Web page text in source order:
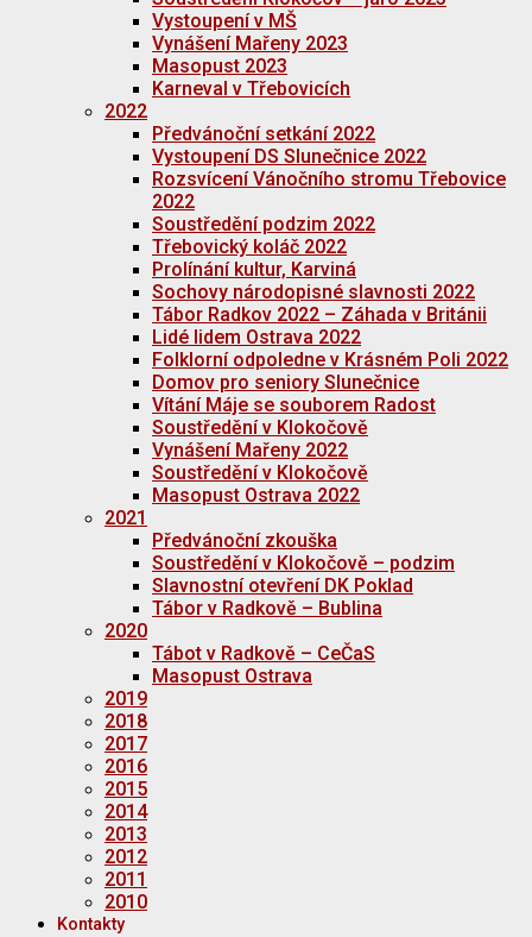
Vystoupení v MŠ
Vynášení Mařeny 2023
Masopust 2023
Karneval v Třebovicích
2022
Předvánoční setkání 2022
Vystoupení DS Slunečnice 2022
Rozsvícení Vánočního stromu Třebovice
2022
Soustředění podzim 2022
Třebovický koláč 2022
Prolínání kultur, Karviná
Sochovy národopisné slavnosti 2022
Tábor Radkov 2022 – Záhada v Británii
Lidé lidem Ostrava 2022
Folklorní odpoledne v Krásném Poli 2022
Domov pro seniory Slunečnice
Vítání Máje se souborem Radost
Soustředění v Klokočově
Vynášení Mařeny 2022
Soustředění v Klokočově
Masopust Ostrava 2022
2021
Předvánoční zkouška
Soustředění v Klokočově – podzim
Slavnostní otevření DK Poklad
Tábor v Radkově – Bublina
2020
Tábot v Radkově – CeČaS
Masopust Ostrava
2019
2018
2017
2016
2015
2014
2013
2012
2011
2010
Kontakty